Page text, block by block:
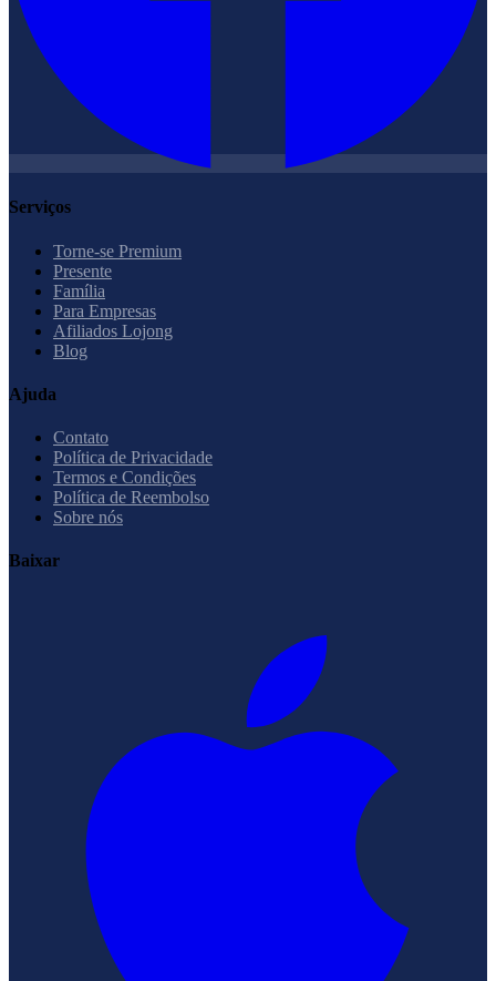
Serviços
Torne-se Premium
Presente
Família
Para Empresas
Afiliados Lojong
Blog
Ajuda
Contato
Política de Privacidade
Termos e Condições
Política de Reembolso
Sobre nós
Baixar